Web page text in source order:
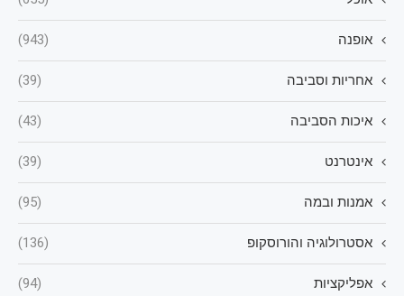
אופנה (943)
אחריות וסביבה (39)
איכות הסביבה (43)
אינטרנט (39)
אמנות ובמה (95)
אסטרולוגיה והורוסקופ (136)
אפליקציות (94)